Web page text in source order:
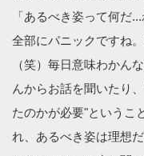
「あるべき姿って何だ
全部にパニックですね
（笑）毎日意味わかん
んからお話を聞いたり
たのかが必要"というこ
れ、あるべき姿は理想